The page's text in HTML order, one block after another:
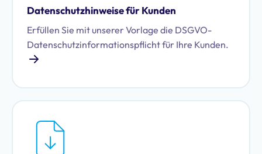
Datenschutzhinweise für Kunden
Erfüllen Sie mit unserer Vorlage die DSGVO-
Datenschutzinformationspflicht für Ihre Kunden.